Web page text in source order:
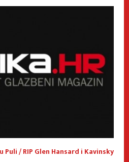
Puli / RIP Glen Hansard i Kavinsky